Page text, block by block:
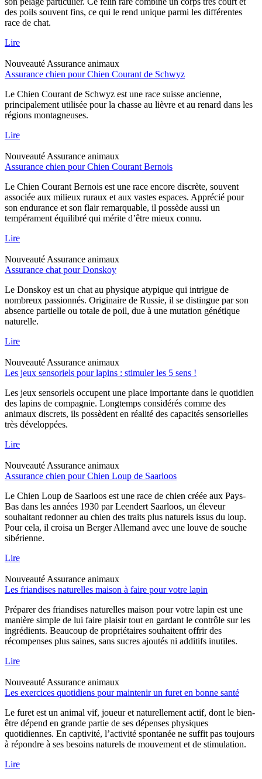
des poils souvent fins, ce qui le rend unique parmi les différentes
race de chat.
Lire
Nouveauté Assurance animaux
Assurance chien pour Chien Courant de Schwyz
Le Chien Courant de Schwyz est une race suisse ancienne,
principalement utilisée pour la chasse au lièvre et au renard dans les
régions montagneuses.
Lire
Nouveauté Assurance animaux
Assurance chien pour Chien Courant Bernois
Le Chien Courant Bernois est une race encore discrète, souvent
associée aux milieux ruraux et aux vastes espaces. Apprécié pour
son endurance et son flair remarquable, il possède aussi un
tempérament équilibré qui mérite d’être mieux connu.
Lire
Nouveauté Assurance animaux
Assurance chat pour Donskoy
Le Donskoy est un chat au physique atypique qui intrigue de
nombreux passionnés. Originaire de Russie, il se distingue par son
absence partielle ou totale de poil, due à une mutation génétique
naturelle.
Lire
Nouveauté Assurance animaux
Les jeux sensoriels pour lapins : stimuler les 5 sens !
Les jeux sensoriels occupent une place importante dans le quotidien
des lapins de compagnie. Longtemps considérés comme des
animaux discrets, ils possèdent en réalité des capacités sensorielles
très développées.
Lire
Nouveauté Assurance animaux
Assurance chien pour Chien Loup de Saarloos
Le Chien Loup de Saarloos est une race de chien créée aux Pays-
Bas dans les années 1930 par Leendert Saarloos, un éleveur
souhaitant redonner au chien des traits plus naturels issus du loup.
Pour cela, il croisa un Berger Allemand avec une louve de souche
sibérienne.
Lire
Nouveauté Assurance animaux
Les friandises naturelles maison à faire pour votre lapin
Préparer des friandises naturelles maison pour votre lapin est une
manière simple de lui faire plaisir tout en gardant le contrôle sur les
ingrédients. Beaucoup de propriétaires souhaitent offrir des
récompenses plus saines, sans sucres ajoutés ni additifs inutiles.
Lire
Nouveauté Assurance animaux
Les exercices quotidiens pour maintenir un furet en bonne santé
Le furet est un animal vif, joueur et naturellement actif, dont le bien-
être dépend en grande partie de ses dépenses physiques
quotidiennes. En captivité, l’activité spontanée ne suffit pas toujours
à répondre à ses besoins naturels de mouvement et de stimulation.
Lire